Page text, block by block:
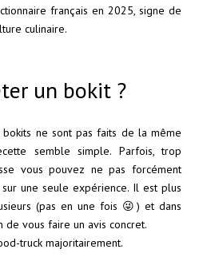
français en 2025, signe de
culinaire.
un bokit ?
ne sont pas faits de la même
semble simple. Parfois, trop
vous pouvez ne pas forcément
une seule expérience. Il est plus
(pas en une fois 😜) et dans
vous faire un avis concret.
truck majoritairement.